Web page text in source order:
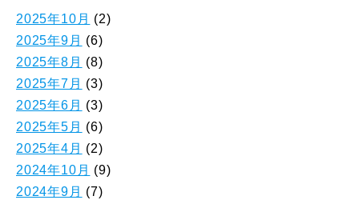
2025年10月 (2)
2025年9月 (6)
2025年8月 (8)
2025年7月 (3)
2025年6月 (3)
2025年5月 (6)
2025年4月 (2)
2024年10月 (9)
2024年9月 (7)